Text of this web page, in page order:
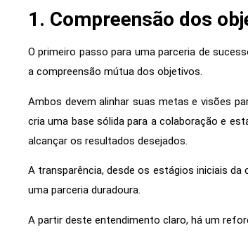
1. Compreensão dos
O primeiro passo para uma parceria de
a compreensão mútua dos objetivos.
Ambos devem alinhar suas metas e visões
cria uma base sólida para a colaboração e
alcançar os resultados desejados.
A transparência, desde os estágios iniciais
uma parceria duradoura.
A partir deste entendimento claro, há um